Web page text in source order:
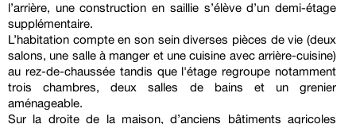
l’arrière, une construction en saillie s’élève d’un demi-étage
supplémentaire.
L’habitation compte en son sein diverses pièces de vie (deux
salons, une salle à manger et une cuisine avec arrière-cuisine)
au rez-de-chaussée tandis que l'étage regroupe notamment
trois chambres, deux salles de bains et un grenier
aménageable.
Sur la droite de la maison, d’anciens bâtiments agricoles